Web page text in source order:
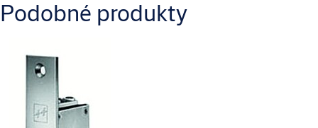
effeff_EFFEFF_STRIKE_14.460_Product_information_1.pdf
Podobné produkty